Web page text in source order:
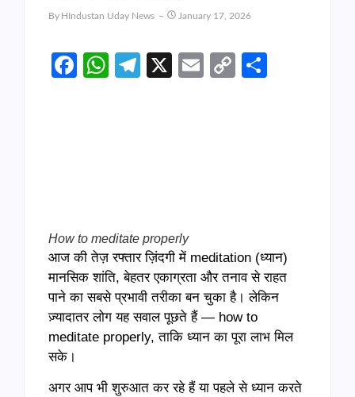
By HIndustan Uday News January 17, 2026
Facebook
WhatsApp
Telegram
X EmailCopy
How to meditate properly
आज की तेज़ रफ्तार ज़िंदगी में meditation (ध्यान)
मानसिक शांति, बेहतर एकाग्रता और तनाव से राहत
पाने का सबसे प्रभावी तरीका बन चुका है। लेकिन
ज़्यादातर लोग यह सवाल पूछते हैं — how to
meditate properly, ताकि ध्यान का पूरा लाभ मिल
सके।
अगर आप भी शुरुआत कर रहे हैं या पहले से ध्यान करते